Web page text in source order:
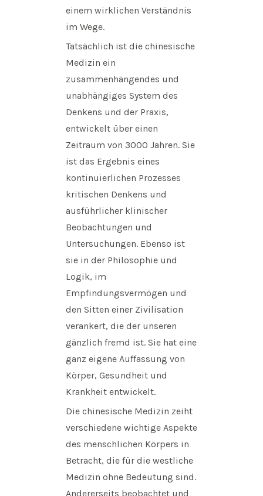
einem wirklichen Verständnis
im Wege.
Tatsächlich ist die chinesische
Medizin ein
zusammenhängendes und
unabhängiges System des
Denkens und der Praxis,
entwickelt über einen
Zeitraum von 3000 Jahren. Sie
ist das Ergebnis eines
kontinuierlichen Prozesses
kritischen Denkens und
ausführlicher klinischer
Beobachtungen und
Untersuchungen. Ebenso ist
sie in der Philosophie und
Logik, im
Empfindungsvermögen und
den Sitten einer Zivilisation
verankert, die der unseren
gänzlich fremd ist. Sie hat eine
ganz eigene Auffassung von
Körper, Gesundheit und
Krankheit entwickelt.
Die chinesische Medizin zeiht
verschiedene wichtige Aspekte
des menschlichen Körpers in
Betracht, die für die westliche
Medizin ohne Bedeutung sind.
Andererseits beobachtet und